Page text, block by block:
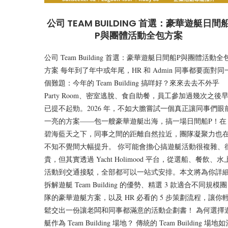
公司 TEAM BUILDING 首選：豪華遊艇日間
P與團體活動全包方案
公司 Team Building 首選：豪華遊艇日間船P與團體活動全
方案 每年到了年中或年尾，HR 和 Admin 同事都要面對同
個難題：今年的 Team Building 搞咩好？來來去去不外乎
Party Room、密室逃脫、食自助餐，員工參加過幾次之後早
已提不起勁。2026 年，不如大膽嘗試一個真正讓同事們眼
一亮的方案——包一艘豪華遊艇出海，搞一場日間船P！在
碧海藍天之下，同事之間的距離自然拉近，團隊凝聚力也
不知不覺間大幅提升。 你可能會擔心搞遊艇活動很複雜、
貴，但其實透過 Yacht Holimood 平台，從選船、餐飲、水
活動到交通接駁，全部都可以一站式安排。本文將為你詳
拆解遊艇 Team Building 的優勢、精選 3 款適合不同規模團
隊的豪華遊艇方案，以及 HR 必看的 5 步策劃流程，讓你
鬆交出一份讓老闆和同事都滿意的活動企劃書！ 為何選擇
艇作為 Team Building 場地？ 傳統的 Team Building 場地如